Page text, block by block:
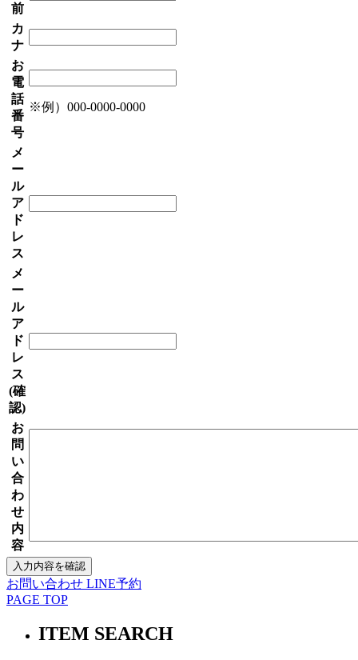
前
カ
ナ
お
電
話
番
号
※例）000-0000-0000
メ
ー
ル
ア
ド
レ
ス
メ
ー
ル
ア
ド
レ
ス
(確
認)
お
問
い
合
わ
せ
内
容
お問い合わせ LINE予約
PAGE TOP
ITEM SEARCH